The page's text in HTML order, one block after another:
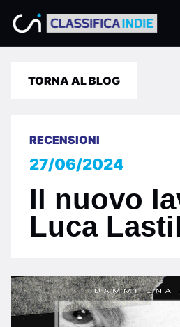
TORNA AL BLOG
RECENSIONI
27/06/2024
Il nuovo
Luca